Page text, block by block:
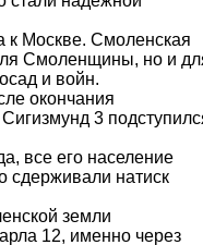
к Москве. Смоленская
Смоленщины, но и
и войн.
окончания
3
все его население
сдерживали натиск
земли
12, именно через